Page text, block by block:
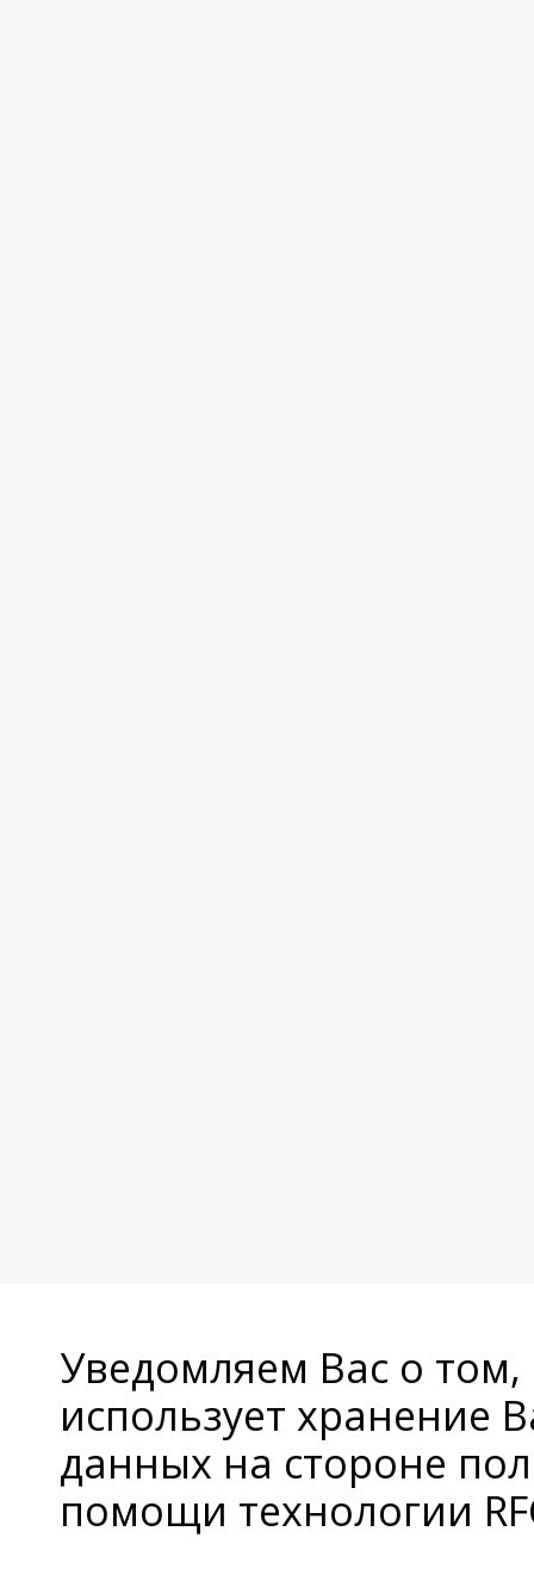
Уведомляем Вас о
использует хранение
данных на стороне
помощи технологии